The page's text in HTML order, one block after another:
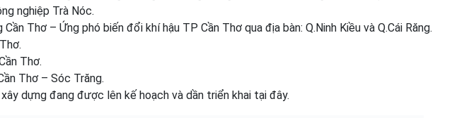
nghiệp Trà Nóc.
Thơ – Ứng phó biến đổi khí hậu TP Cần Thơ qua địa bàn: Q.Ninh Kiều và Q.Cái Răng.
Thơ.
Thơ – Sóc Trăng.
dựng đang được lên kế hoạch và dần triển khai tại đây.